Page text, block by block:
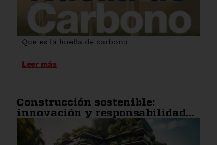
Que es la huella de carbono
Leer más
Construcción sostenible:
innovación y responsabilidad
ambiental en la industria